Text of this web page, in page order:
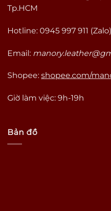
Tp.HCM
Hotline: 0945 997 911 (Zalo)
Email:
Shopee: shopee.com/
Giờ làm việc: 9h-19h
Bản đồ